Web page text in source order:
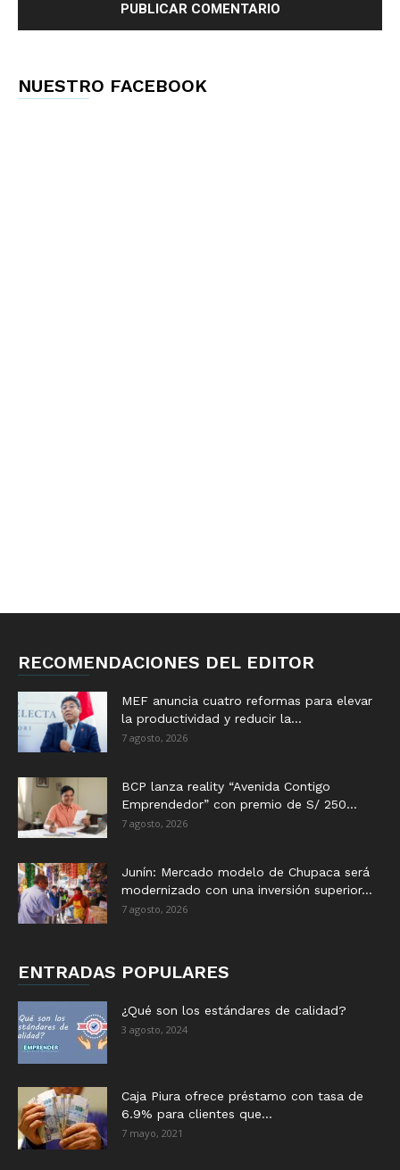
NUESTRO FACEBOOK
RECOMENDACIONES DEL EDITOR
MEF anuncia cuatro reformas para elevar
la productividad y reducir la...
7 agosto, 2026
BCP lanza reality “Avenida Contigo
Emprendedor” con premio de S/ 250...
7 agosto, 2026
Junín: Mercado modelo de Chupaca será
modernizado con una inversión superior...
7 agosto, 2026
ENTRADAS POPULARES
¿Qué son los estándares de calidad?
3 agosto, 2024
Caja Piura ofrece préstamo con tasa de
6.9% para clientes que...
7 mayo, 2021